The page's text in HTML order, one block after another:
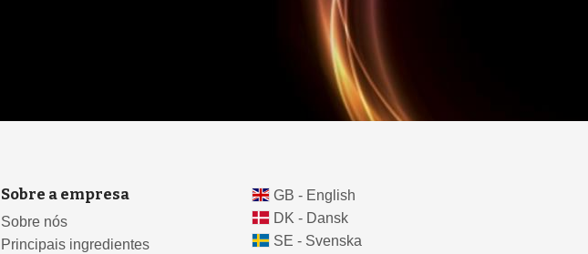
Sobre a empresa
Sobre nós
Principais ingredientes
GB - English
DK - Dansk
SE - Svenska